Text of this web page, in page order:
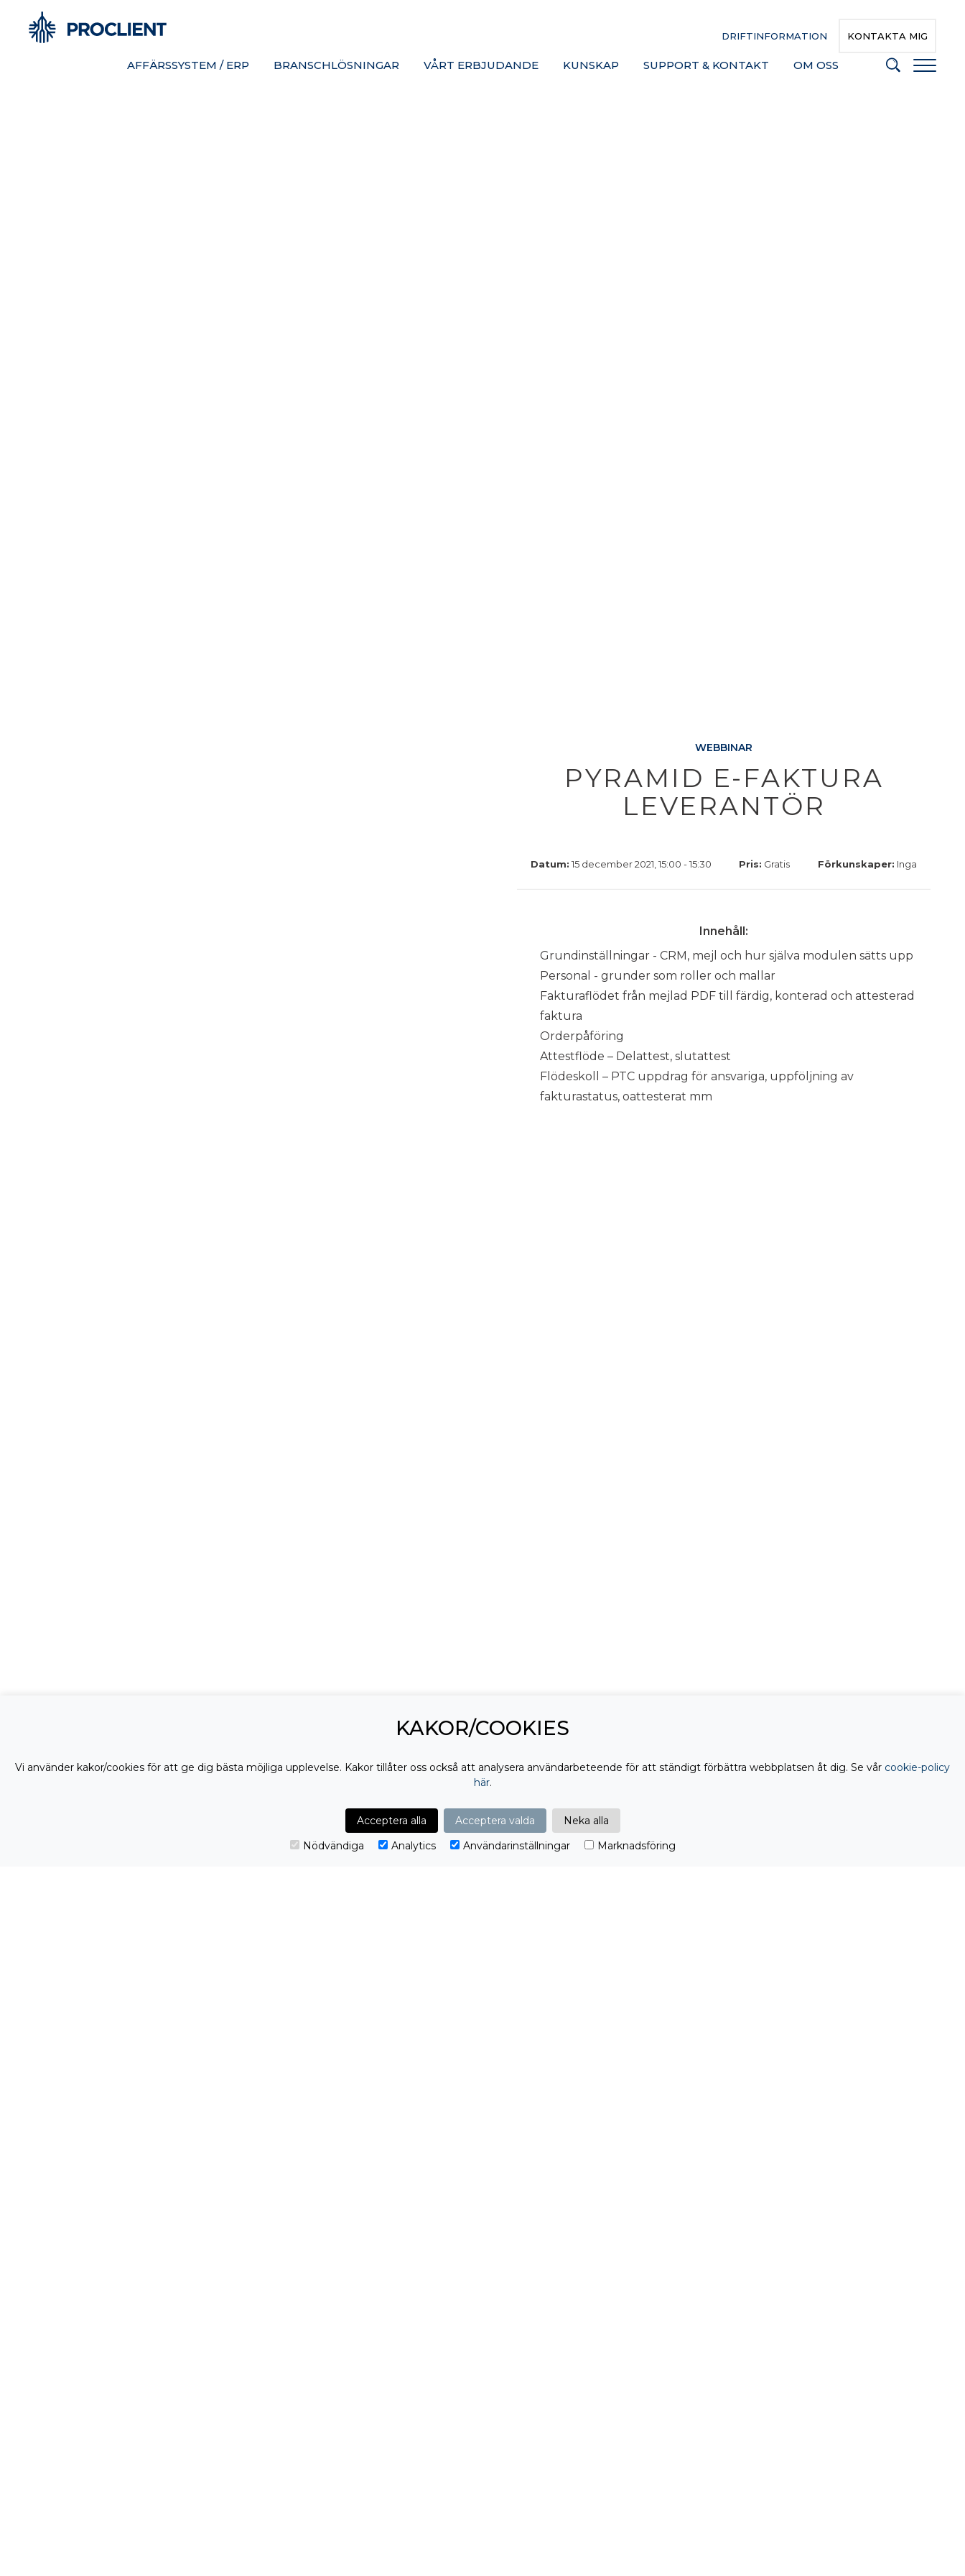
DRIFTINFORMATION KONTAKTA MIG
AFFÄRSSYSTEM / ERP BRANSCHLÖSNINGAR VÅRT ERBJUDANDE KUNSKAP SUPPORT & KONTAKT OM OSS
WEBBINAR
PYRAMID E-FAKTURA
LEVERANTÖR
Datum: 15 december 2021, 15:00 - 15:30 Pris: Gratis Förkunskaper: Inga
Innehåll:
Grundinställningar - CRM, mejl och hur själva modulen sätts upp
Personal - grunder som roller och mallar
Fakturaflödet från mejlad PDF till färdig, konterad och attesterad
faktura
Orderpåföring
Attestflöde – Delattest, slutattest
Flödeskoll – PTC uppdrag för ansvariga, uppföljning av
fakturastatus, oattesterat mm
KAKOR/COOKIES
Vi använder kakor/cookies för att ge dig bästa möjliga upplevelse. Kakor tillåter oss också att analysera användarbeteende för att ständigt förbättra webbplatsen åt dig. Se vår cookie-policy
här.
Acceptera alla Acceptera valda
Neka alla
Nödvändiga
Analytics Användarinställningar Marknadsföring